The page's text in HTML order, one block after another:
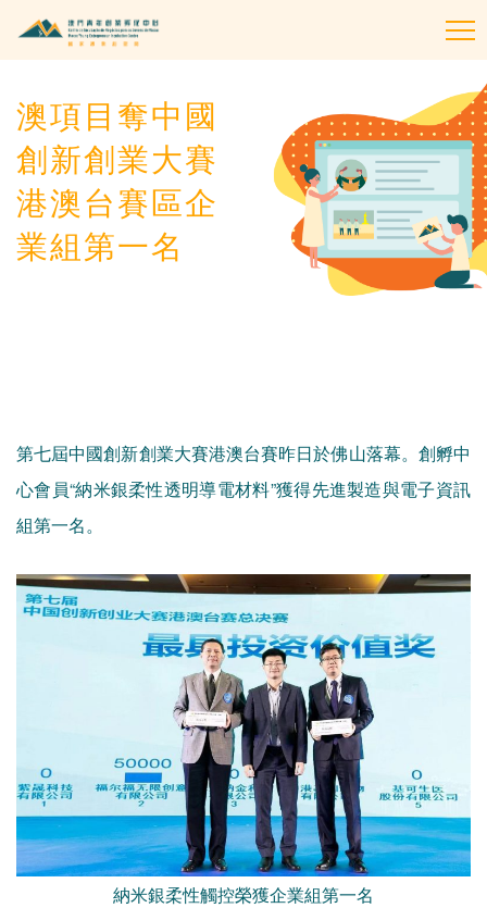
澳項目奪中國
創新創業大賽
港澳台賽區企
業組第一名
第七屆中國創新創業大賽港澳台賽昨日於佛山落幕。創孵中
心會員“納米銀柔性透明導電材料”獲得先進製造與電子資訊
組第一名。
納米銀柔性觸控榮獲企業組第一名